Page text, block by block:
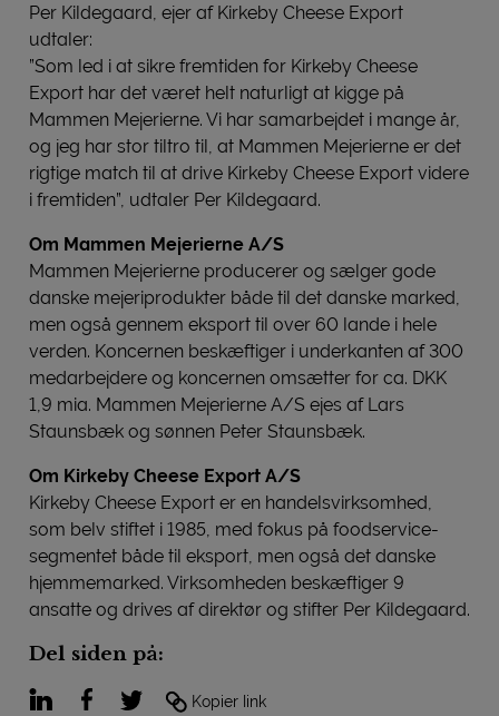
Per Kildegaard, ejer af Kirkeby Cheese Export
udtaler:
”Som led i at sikre fremtiden for Kirkeby Cheese
Export har det været helt naturligt at kigge på
Mammen Mejerierne. Vi har samarbejdet i mange år,
og jeg har stor tiltro til, at Mammen Mejerierne er det
rigtige match til at drive Kirkeby Cheese Export videre
i fremtiden”, udtaler Per Kildegaard.
Om Mammen Mejerierne A/S
Mammen Mejerierne producerer og sælger gode
danske mejeriprodukter både til det danske marked,
men også gennem eksport til over 60 lande i hele
verden. Koncernen beskæftiger i underkanten af 300
medarbejdere og koncernen omsætter for ca. DKK
1,9 mia. Mammen Mejerierne A/S ejes af Lars
Staunsbæk og sønnen Peter Staunsbæk.
Om Kirkeby Cheese Export A/S
Kirkeby Cheese Export er en handelsvirksomhed,
som belv stiftet i 1985, med fokus på foodservice-
segmentet både til eksport, men også det danske
hjemmemarked. Virksomheden beskæftiger 9
ansatte og drives af direktør og stifter Per Kildegaard.
Del siden på:
LinkedInFacebook
TwitterKopier link